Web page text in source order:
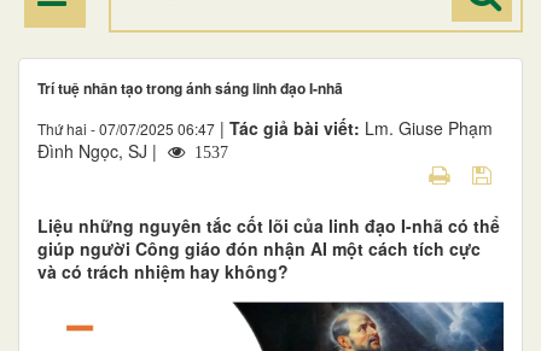
Trí tuệ nhân tạo trong ánh sáng linh đạo I-nhã
Thứ hai - 07/07/2025 06:47 | Tác giả bài viết: Lm. Giuse Phạm
Đình Ngọc, SJ |
1537
Liệu những nguyên tắc cốt lõi của linh đạo I-nhã có thể
giúp người Công giáo đón nhận AI một cách tích cực
và có trách nhiệm hay không?